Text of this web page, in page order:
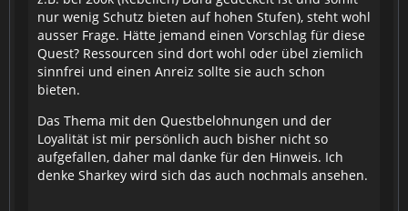
nur wenig Schutz bieten auf hohen Stufen), steht wohl
ausser Frage. Hätte jemand einen Vorschlag für diese
Quest? Ressourcen sind dort wohl oder übel ziemlich
sinnfrei und einen Anreiz sollte sie auch schon
bieten.
Das Thema mit den Questbelohnungen und der
Loyalität ist mir persönlich auch bisher nicht so
aufgefallen, daher mal danke für den Hinweis. Ich
denke Sharkey wird sich das auch nochmals ansehen.